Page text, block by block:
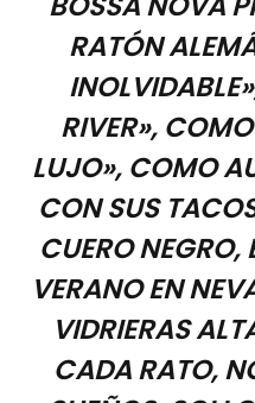
RATÓN
RIVER»,
LUJO», COMO
CON SUS
CUERO NEGRO,
VERANO EN
VIDRIERAS
CADA RATO,